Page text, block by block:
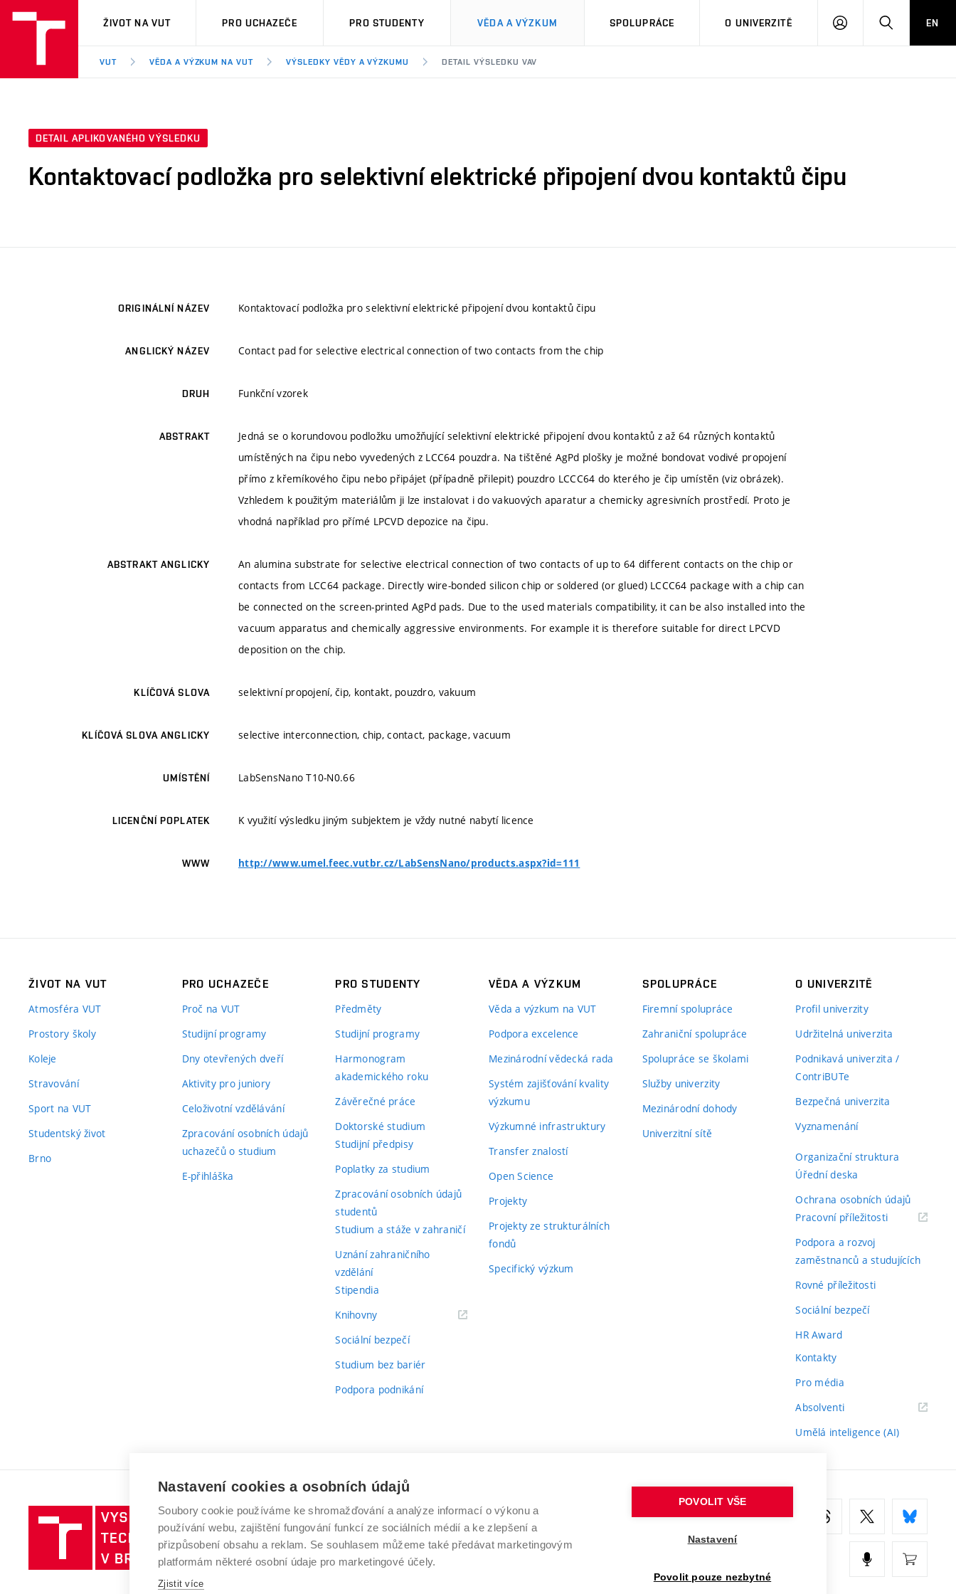
VUT
ŽIVOT NA VUT PRO UCHAZEČE PRO STUDENTY VĚDA A VÝZKUM SPOLUPRÁCE O UNIVERZITĚ
PŘIHLÁSIT HLEDATEN
VUT VĚDA A VÝZKUM NA VUT VÝSLEDKY VĚDY A VÝZKUMU DETAIL VÝSLEDKU VAV
DETAIL APLIKOVANÉHO VÝSLEDKU
Kontaktovací podložka pro selektivní elektrické připojení dvou kontaktů čipu
ORIGINÁLNÍ NÁZEV Kontaktovací podložka pro selektivní elektrické připojení dvou kontaktů čipu
ANGLICKÝ NÁZEV Contact pad for selective electrical connection of two contacts from the chip
DRUH Funkční vzorek
ABSTRAKT
Jedná se o korundovou podložku umožňující selektivní elektrické připojení dvou kontaktů z až 64 různých kontaktů
umístěných na čipu nebo vyvedených z LCC64 pouzdra. Na tištěné AgPd plošky je možné bondovat vodivé propojení
přímo z křemíkového čipu nebo připájet (případně přilepit) pouzdro LCCC64 do kterého je čip umístěn (viz obrázek).
Vzhledem k použitým materiálům ji lze instalovat i do vakuových aparatur a chemicky agresivních prostředí. Proto je
vhodná například pro přímé LPCVD depozice na čipu.
ABSTRAKT ANGLICKY
An alumina substrate for selective electrical connection of two contacts of up to 64 different contacts on the chip or
contacts from LCC64 package. Directly wire-bonded silicon chip or soldered (or glued) LCCC64 package with a chip can
be connected on the screen-printed AgPd pads. Due to the used materials compatibility, it can be also installed into the
vacuum apparatus and chemically aggressive environments. For example it is therefore suitable for direct LPCVD
deposition on the chip.
KLÍČOVÁ SLOVA selektivní propojení, čip, kontakt, pouzdro, vakuum
KLÍČOVÁ SLOVA ANGLICKY selective interconnection, chip, contact, package, vacuum
UMÍSTĚNÍ LabSensNano T10-N0.66
LICENČNÍ POPLATEK K využití výsledku jiným subjektem je vždy nutné nabytí licence
WWW http://www.umel.feec.vutbr.cz/LabSensNano/products.aspx?id=111
ŽIVOT NA VUT
Atmosféra VUT
Prostory školy
Koleje
Stravování
Sport na VUT
Studentský život
Brno
PRO UCHAZEČE
Proč na VUT
Studijní programy
Dny otevřených dveří
Aktivity pro juniory
Celoživotní vzdělávání
Zpracování osobních údajů
uchazečů o studium
E-přihláška
PRO STUDENTY
Předměty
Studijní programy
Harmonogram
akademického roku
Závěrečné práce
Doktorské studium
Studijní předpisy
Poplatky za studium
Zpracování osobních údajů
studentů
Studium a stáže v zahraničí
Uznání zahraničního
vzdělání
Stipendia
Knihovny(externí
Sociální bezpečí
Studium bez bariér
Podpora podnikání
VĚDA A VÝZKUM
Věda a výzkum na VUT
Podpora excelence
Mezinárodní vědecká rada
Systém zajišťování kvality
výzkumu
Výzkumné infrastruktury
Transfer znalostí
Open Science
Projekty
Projekty ze strukturálních
fondů
Specifický výzkum
SPOLUPRÁCE
Firemní spolupráce
Zahraniční spolupráce
Spolupráce se školami
Služby univerzity
Mezinárodní dohody
Univerzitní sítě
O UNIVERZITĚ
Profil univerzity
Udržitelná univerzita
Podnikavá univerzita /
ContriBUTe
Bezpečná univerzita
Vyznamenání
Organizační struktura
Úřední deska
Ochrana osobních údajů
Pracovní příležitosti(externí
Podpora a rozvoj
zaměstnanců a studujících
Rovné příležitosti
Sociální bezpečí
HR Award
Kontakty
Pro média
Absolventi(externí
Umělá inteligence (AI)
Vysoké
učení
technické
v
VYSOKÉ UČENÍ TECHNICKÉ V BRNĚ
Antonínská 548/1
602 00 Brno
www.vut.cz
Nastavení cookies a osobních údajů
Soubory cookie používáme ke shromažďování a analýze informací o výkonu a
používání webu, zajištění fungování funkcí ze sociálních médií a ke zlepšení a
přizpůsobení obsahu a reklam. Se souhlasem můžeme také předávat marketingovým
platformám některé osobní údaje pro marketingové účely.
Zjistit více
POVOLIT VŠE
Nastavení
Povolit pouze nezbytné